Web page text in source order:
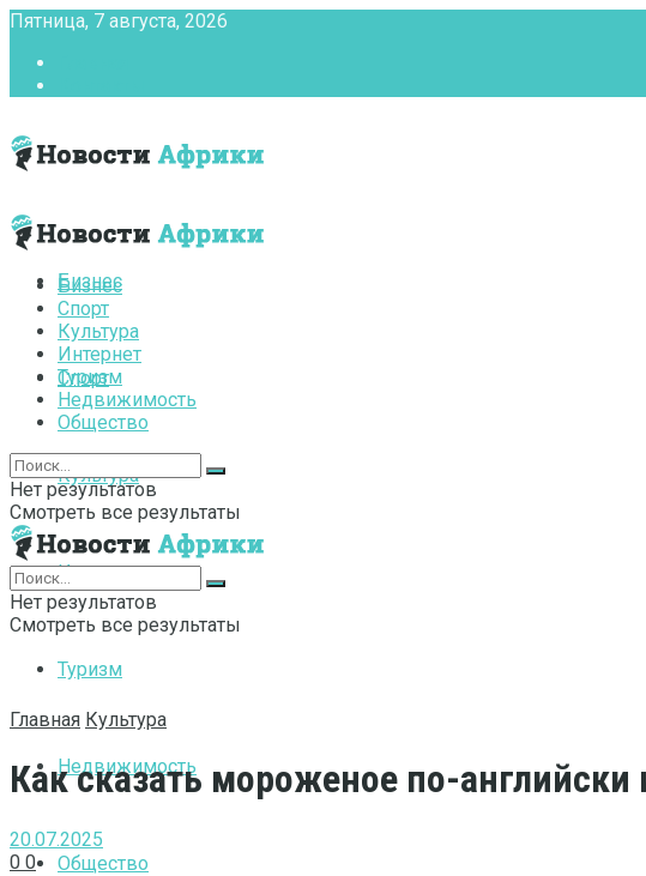
Пятница, 7 августа, 2026
Бизнес
Спорт
Культура
Интернет
Туризм
Недвижимость
Общество
Бизнес
Спорт
Культура
Интернет
Туризм
Недвижимость
Общество
Нет результатов
Смотреть все результаты
Нет результатов
Смотреть все результаты
Главная Культура
Как сказать мороженое по-
20.07.2025
0 0